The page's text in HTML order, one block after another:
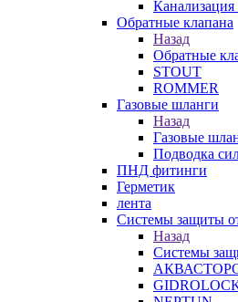
Обратные клапана
Назад
Обратные
STOUT
ROMMER
Газовые шланги
Назад
Газовые
Подводка
ПНД фитинги
Герметик
лента
Системы защиты
Назад
Системы